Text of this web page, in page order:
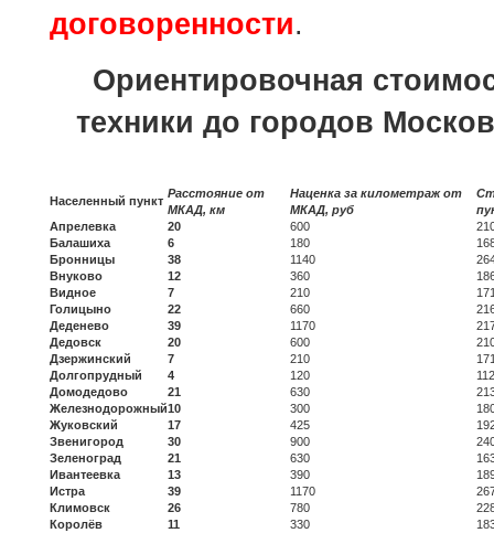
договоренности.
Ориентировочная
техники до городов
Населенный пункт
Расстояние от
МКАД, км
Наценка за километраж от
МКАД, руб
Апрелевка
20 600
Балашиха
6 180
Бронницы
38 1140
Внуково
12 360
Видное
7 210
Голицыно
22 660
Деденево
39 1170
Дедовск
20 600
Дзержинский
7 210
Долгопрудный
4 120
Домодедово
21 630
Железнодорожный10 300
Жуковский
17 425
Звенигород
30 900
Зеленоград
21 630
Ивантеевка
13 390
Истра
39 1170
Климовск
26 780
Королёв
11 330